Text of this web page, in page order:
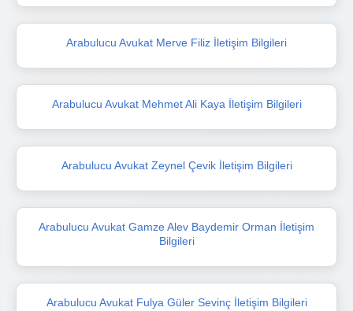
Arabulucu Avukat Merve Filiz İletişim Bilgileri
Arabulucu Avukat Mehmet Ali Kaya İletişim Bilgileri
Arabulucu Avukat Zeynel Çevik İletişim Bilgileri
Arabulucu Avukat Gamze Alev Baydemir Orman İletişim
Bilgileri
Arabulucu Avukat Fulya Güler Sevinç İletişim Bilgileri